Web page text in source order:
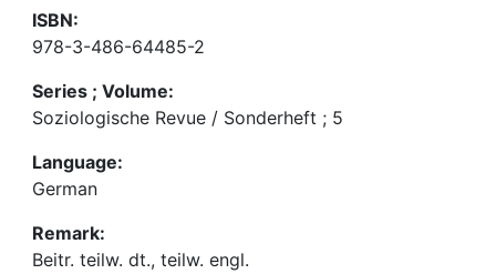
ISBN:
978-3-486-64485-2
Series ; Volume:
Soziologische Revue / Sonderheft ; 5
Language:
German
Remark:
Beitr. teilw. dt., teilw. engl.